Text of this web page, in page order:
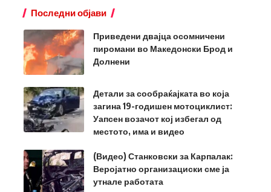
Последни објави
Приведени двајца осомничени
пиромани во Македонски Брод и
Долнени
Детали за сообраќајката во која
загина 19-годишен мотоциклист:
Уапсен возачот кој избегал од
местото, има и видео
(Видео) Станковски за Карпалак:
Веројатно организациски сме ја
утнале работата